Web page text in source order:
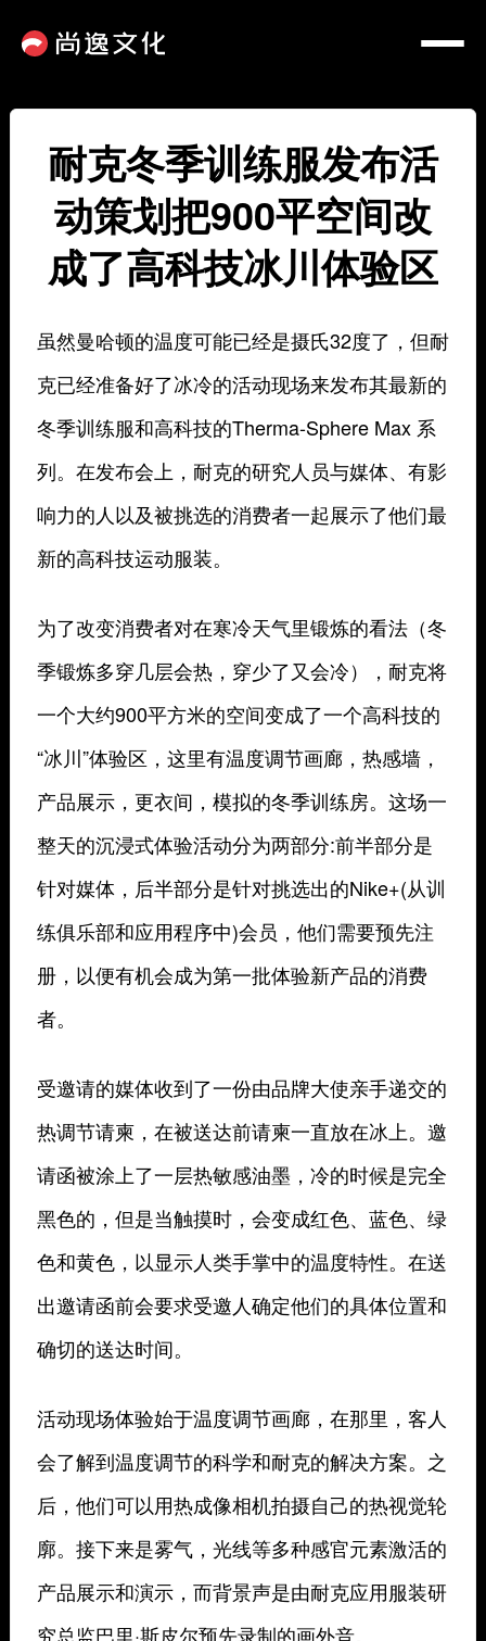
耐克冬季训练服发布活
动策划把900平空间改
成了高科技冰川体验区
虽然曼哈顿的温度可能已经是摄氏32度了，但耐
克已经准备好了冰冷的活动现场来发布其最新的
冬季训练服和高科技的Therma-Sphere Max 系
列。在发布会上，耐克的研究人员与媒体、有影
响力的人以及被挑选的消费者一起展示了他们最
新的高科技运动服装。
为了改变消费者对在寒冷天气里锻炼的看法（冬
季锻炼多穿几层会热，穿少了又会冷），耐克将
一个大约900平方米的空间变成了一个高科技的
“冰川”体验区，这里有温度调节画廊，热感墙，
产品展示，更衣间，模拟的冬季训练房。这场一
整天的沉浸式体验活动分为两部分:前半部分是
针对媒体，后半部分是针对挑选出的Nike+(从训
练俱乐部和应用程序中)会员，他们需要预先注
册，以便有机会成为第一批体验新产品的消费
者。
受邀请的媒体收到了一份由品牌大使亲手递交的
热调节请柬，在被送达前请柬一直放在冰上。邀
请函被涂上了一层热敏感油墨，冷的时候是完全
黑色的，但是当触摸时，会变成红色、蓝色、绿
色和黄色，以显示人类手掌中的温度特性。在送
出邀请函前会要求受邀人确定他们的具体位置和
确切的送达时间。
活动现场体验始于温度调节画廊，在那里，客人
会了解到温度调节的科学和耐克的解决方案。之
后，他们可以用热成像相机拍摄自己的热视觉轮
廓。接下来是雾气，光线等多种感官元素激活的
产品展示和演示，而背景声是由耐克应用服装研
究总监巴里·斯皮尔预先录制的画外音。